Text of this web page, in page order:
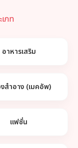
ภท
อาหารเสริม
งสำอาง (เมคอัพ)
แฟชั่น